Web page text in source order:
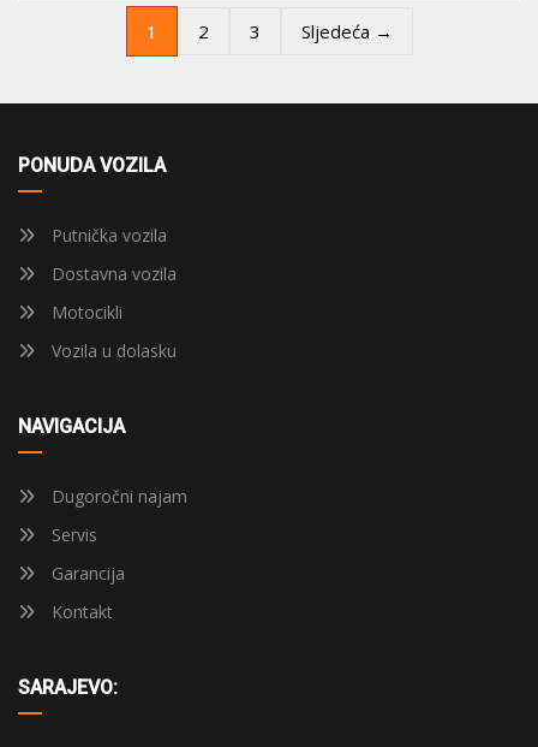
1 2 3 Sljedeća →
PONUDA VOZILA
Putnička vozila
Dostavna vozila
Motocikli
Vozila u dolasku
NAVIGACIJA
Dugoročni najam
Servis
Garancija
Kontakt
SARAJEVO: